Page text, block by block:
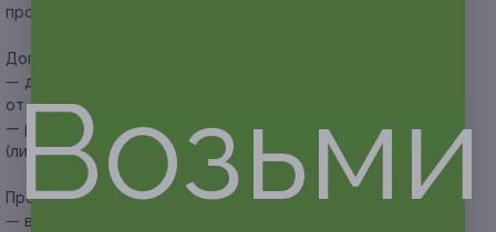
профессиональным мастером.
Дополнительно оплачивается на месте:
— для мужчин необходима доплата в размере 50%
от стоимости купона;
— расходные материалы (простыня, салфетки) — 100 руб.
(либо можно принести свои).
Прочие условия:
— в работе используются средства уходовой косметики
Возьми